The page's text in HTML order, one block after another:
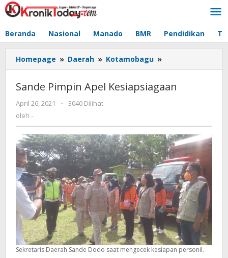
Lewati
ke
Beranda Nasional Manado BMR Pendidikan
Homepage » Daerah » Kotamobagu »
Pimpin
Kesiapsiagaan
Sande Pimpin Apel Kesiapsiagaan
April 26, 2021
oleh
-
3040 Dilihat
oleh -
Sekretaris Daerah Sande Dodo saat mengecek kesiapan personil.